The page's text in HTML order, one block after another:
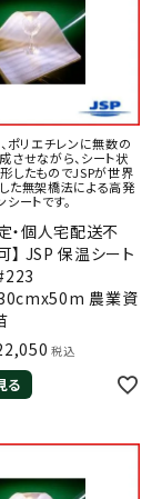
ポリエチレンに無数の
させながら、シート状
したものでJSPが世界
た無架橋法による高発
ートです。
・個人宅配送不
】 JSP 保温シート
農業資
税込
る